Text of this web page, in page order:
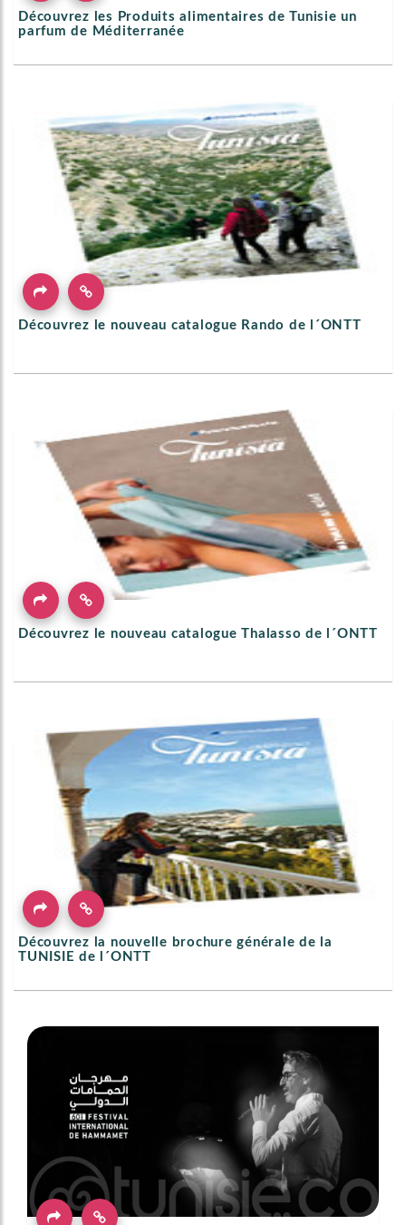
Découvrez les Produits alimentaires de Tunisie un
parfum de Méditerranée
Découvrez le nouveau catalogue Rando de l´ONTT
Découvrez le nouveau catalogue Thalasso de l´ONTT
Découvrez la nouvelle brochure générale de la
TUNISIE de l´ONTT